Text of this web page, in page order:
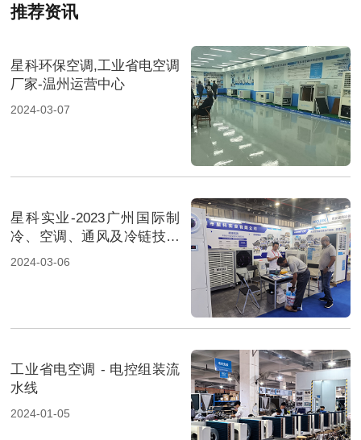
推荐资讯
星科环保空调,工业省电空调
厂家-温州运营中心
2024-03-07
星科实业-2023广州国际制
冷、空调、通风及冷链技术
展览会-2
2024-03-06
工业省电空调 - 电控组装流
水线
2024-01-05